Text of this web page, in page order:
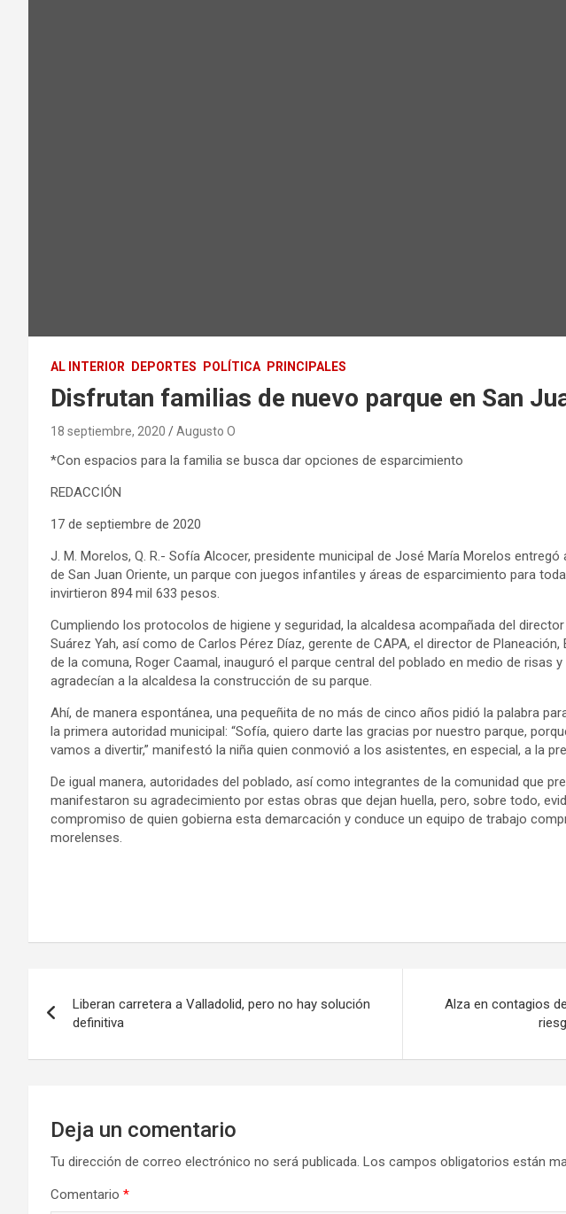
AL INTERIOR DEPORTES POLÍTICA PRINCIPALES
Disfrutan familias de nuevo parque en San
18 septiembre, 2020 Augusto O
*Con espacios para la familia se busca dar opciones de esparcimiento
REDACCIÓN
17 de septiembre de 2020
J. M. Morelos, Q. R.- Sofía Alcocer, presidente municipal de José María Morelos
de San Juan Oriente, un parque con juegos infantiles y áreas de esparcimiento para
invirtieron 894 mil 633 pesos.
Cumpliendo los protocolos de higiene y seguridad, la alcaldesa acompañada del
Suárez Yah, así como de Carlos Pérez Díaz, gerente de CAPA, el director de
de la comuna, Roger Caamal, inauguró el parque central del poblado en medio de risas
agradecían a la alcaldesa la construcción de su parque.
Ahí, de manera espontánea, una pequeñita de no más de cinco años pidió la palabra
la primera autoridad municipal: “Sofía, quiero darte las gracias por nuestro parque,
vamos a divertir,” manifestó la niña quien conmovió a los asistentes, en especial, a la
De igual manera, autoridades del poblado, así como integrantes de la comunidad que
manifestaron su agradecimiento por estas obras que dejan huella, pero, sobre todo,
compromiso de quien gobierna esta demarcación y conduce un equipo de trabajo
morelenses.
de
entradas
Liberan carretera a Valladolid, pero no hay solución
definitiva
Alza en contagios
Deja un comentario
Tu dirección de correo electrónico no será publicada. Los campos obligatorios están
Comentario *